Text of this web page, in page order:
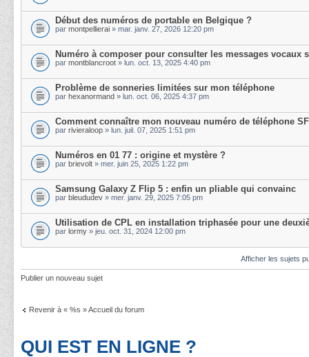
Début des numéros de portable en Belgique ?
par montpellierai » mar. janv. 27, 2026 12:20 pm
Numéro à composer pour consulter les messages vocaux
par montblancroot » lun. oct. 13, 2025 4:40 pm
Problème de sonneries limitées sur mon téléphone
par hexanormand » lun. oct. 06, 2025 4:37 pm
Comment connaître mon nouveau numéro de téléphone
par rivieraloop » lun. juil. 07, 2025 1:51 pm
Numéros en 01 77 : origine et mystère ?
par brievolt » mer. juin 25, 2025 1:22 pm
Samsung Galaxy Z Flip 5 : enfin un pliable qui convainc
par bleududev » mer. janv. 29, 2025 7:05 pm
Utilisation de CPL en installation triphasée pour une
par lormy » jeu. oct. 31, 2024 12:00 pm
Afficher les sujets
Publier un nouveau sujet
Revenir à « %s » Accueil du forum
QUI EST EN LIGNE ?